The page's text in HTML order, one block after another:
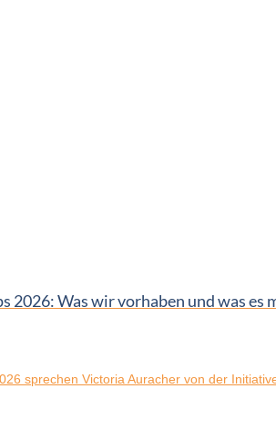
2026: Was wir vorhaben und was es
sprechen Victoria Auracher von der